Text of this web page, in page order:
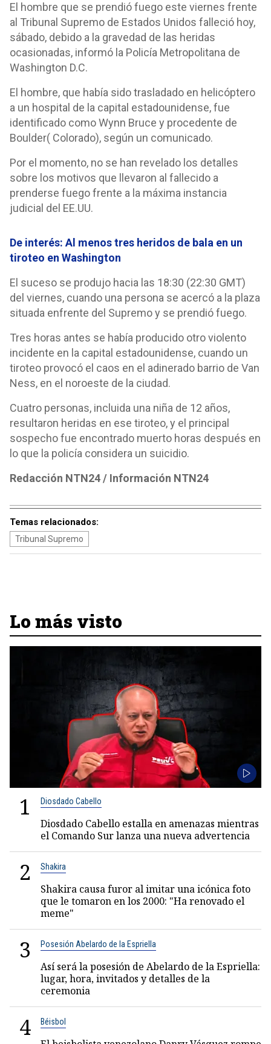
El hombre que se prendió fuego este viernes frente
al Tribunal Supremo de Estados Unidos falleció hoy,
sábado, debido a la gravedad de las heridas
ocasionadas, informó la Policía Metropolitana de
Washington D.C.
El hombre, que había sido trasladado en helicóptero
a un hospital de la capital estadounidense, fue
identificado como Wynn Bruce y procedente de
Boulder( Colorado), según un comunicado.
Por el momento, no se han revelado los detalles
sobre los motivos que llevaron al fallecido a
prenderse fuego frente a la máxima instancia
judicial del EE.UU.
De interés: Al menos tres heridos de bala en un
tiroteo en Washington
El suceso se produjo hacia las 18:30 (22:30 GMT)
del viernes, cuando una persona se acercó a la plaza
situada enfrente del Supremo y se prendió fuego.
Tres horas antes se había producido otro violento
incidente en la capital estadounidense, cuando un
tiroteo provocó el caos en el adinerado barrio de Van
Ness, en el noroeste de la ciudad.
Cuatro personas, incluida una niña de 12 años,
resultaron heridas en ese tiroteo, y el principal
sospecho fue encontrado muerto horas después en
lo que la policía considera un suicidio.
Redacción NTN24 / Información NTN24
Temas relacionados:
Tribunal Supremo
Lo más visto
1 Diosdado Cabello
Diosdado Cabello estalla en amenazas mientras
el Comando Sur lanza una nueva advertencia
2 Shakira
Shakira causa furor al imitar una icónica foto
que le tomaron en los 2000: "Ha renovado el
meme"
3 Posesión Abelardo de la Espriella
Así será la posesión de Abelardo de la Espriella:
lugar, hora, invitados y detalles de la
ceremonia
4 Béisbol